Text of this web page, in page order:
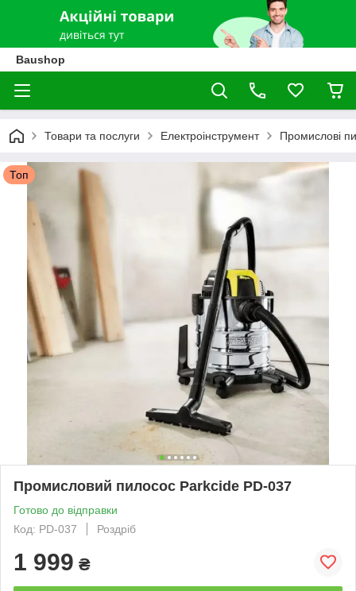
Baushop
Товари та послуги Електроінструмент Промислові
Топ
Промисловий пилосос Parkcide PD-037
Готово до відправки
Код: PD-037
Роздріб
1 999 ₴